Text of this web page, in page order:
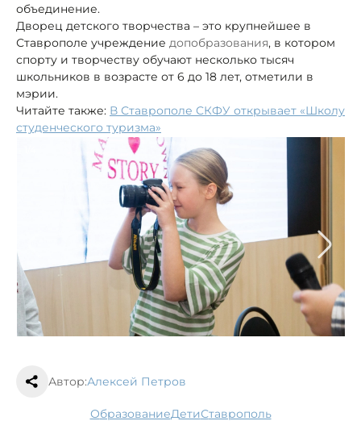
объединение.
Дворец детского творчества – это крупнейшее в
Ставрополе учреждение допобразования, в котором
спорту и творчеству обучают несколько тысяч
школьников в возрасте от 6 до 18 лет, отметили в
мэрии.
Читайте также: В Ставрополе СКФУ открывает «Школу
студенческого туризма»
Автор:Алексей Петров
образование дети Ставрополь